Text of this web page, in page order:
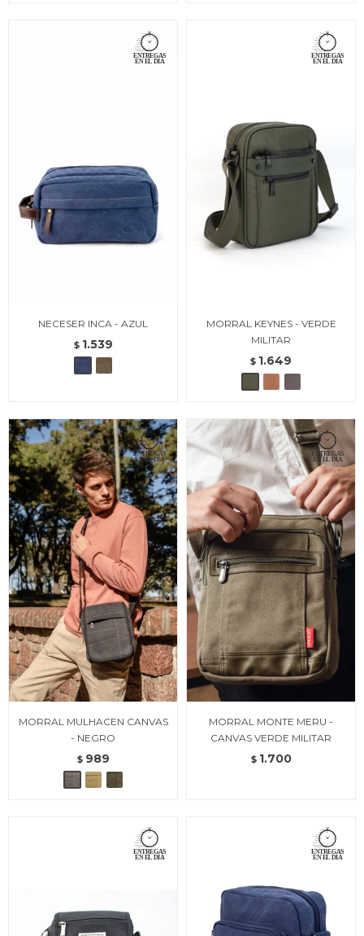
NECESER INCA - AZUL
$ 1.539
MORRAL KEYNES - VERDE
MILITAR
$ 1.649
MORRAL MULHACEN CANVAS
- NEGRO
$ 989
MORRAL MONTE MERU -
CANVAS VERDE MILITAR
$ 1.700